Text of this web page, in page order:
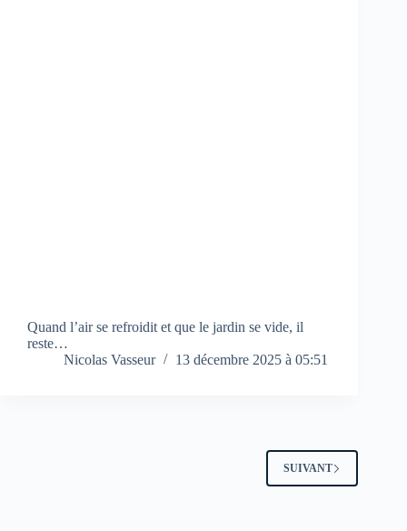
Quand l’air se refroidit et que le jardin se vide, il
reste…
Nicolas Vasseur
13 décembre 2025 à 05:51
SUIVANT